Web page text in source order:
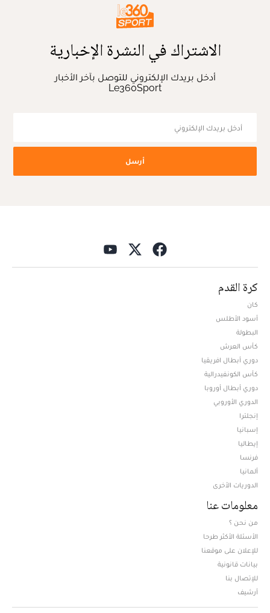
الاشتراك في النشرة الإخبارية
أدخل بريدك الإلكتروني للتوصل بآخر الأخبار
Le360Sport
أرسل
كرة القدم
كان
أسود الأطلس
البطولة
كأس العرش
دوري أبطال افريقيا
كأس الكونفيدرالية
دوري أبطال أوروبا
الدوري الأوروبي
إنجلترا
إسبانيا
إيطاليا
فرنسا
ألمانيا
الدوريات الأخرى
معلومات عنا
من نحن ؟
الأسئلة الأكثر طرحا
للإعلان على موقعنا
بيانات قانونية
للإتصال بنا
أرشيف